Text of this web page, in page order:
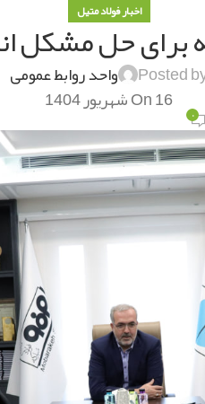
اخبار فولاد متیل
برای حل
Posted واحد روابط عمومی
On 16 شهریور 1404 ۰